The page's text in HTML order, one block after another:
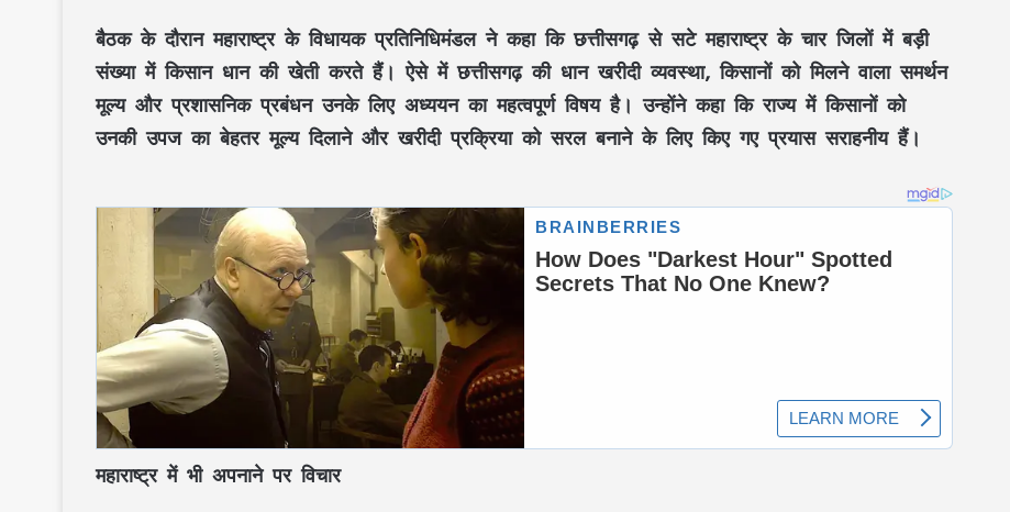
बैठक के दौरान महाराष्ट्र के विधायक प्रतिनिधिमंडल ने कहा कि छत्तीसगढ़ से सटे महाराष्ट्र के चार जिलों में बड़ी
संख्या में किसान धान की खेती करते हैं। ऐसे में छत्तीसगढ़ की धान खरीदी व्यवस्था, किसानों को मिलने वाला समर्थन
मूल्य और प्रशासनिक प्रबंधन उनके लिए अध्ययन का महत्वपूर्ण विषय है। उन्होंने कहा कि राज्य में किसानों को
उनकी उपज का बेहतर मूल्य दिलाने और खरीदी प्रक्रिया को सरल बनाने के लिए किए गए प्रयास सराहनीय हैं।
महाराष्ट्र में भी अपनाने पर विचार